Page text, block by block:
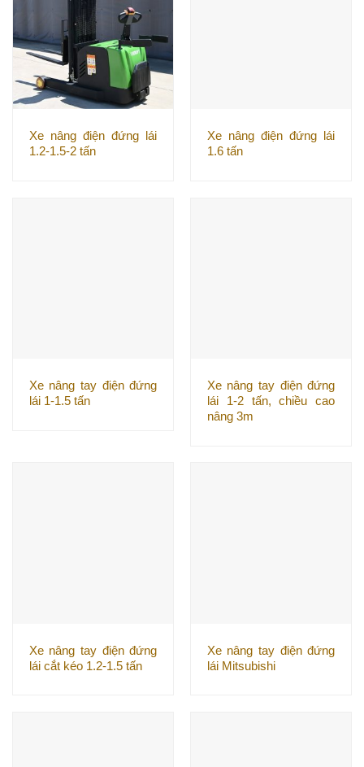
Xe nâng điện đứng lái
1.2-1.5-2 tấn
Xe nâng điện đứng lái
1.6 tấn
Xe nâng tay điện đứng
lái 1-1.5 tấn
Xe nâng tay điện đứng
lái 1-2 tấn, chiều cao
nâng 3m
Xe nâng tay điện đứng
lái cắt kéo 1.2-1.5 tấn
Xe nâng tay điện đứng
lái Mitsubishi